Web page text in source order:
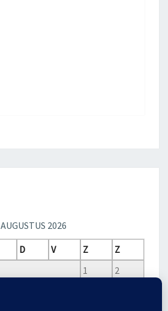
AUGUSTUS 2026
D V Z
Z
1
2